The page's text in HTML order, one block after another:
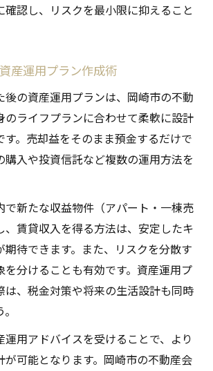
確認し、リスクを最小限に抑えること
産運用プラン作成術
後の資産運用プランは、岡崎市の不動
のライフプランに合わせて柔軟に設計
す。売却益をそのまま預金するだけで
購入や投資信託など複数の運用方法を
で新たな収益物件（アパート・一棟売
、賃貸収入を得る方法は、安定したキ
期待できます。また、リスクを分散す
を分けることも有効です。資産運用プ
は、税金対策や将来の生活設計も同時
用アドバイスを受けることで、より
が可能となります。岡崎市の不動産会